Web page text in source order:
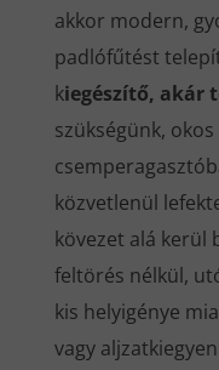
akkor modern,
padlófűtést
kiegészítő, akár
szükségünk,
közvetlenül
kövezet alá kerül
feltörés nélkül,
kis helyigénye
vagy